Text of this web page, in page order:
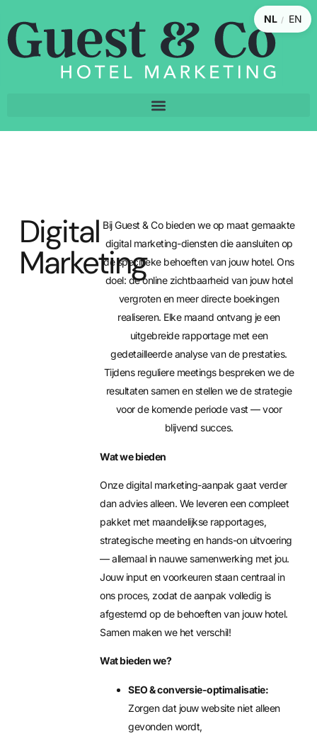
NL / EN
Digital
Marketing
Bij Guest & Co bieden we op maat gemaakte
digital marketing-diensten die aansluiten op
de specifieke behoeften van jouw hotel. Ons
doel: de online zichtbaarheid van jouw hotel
vergroten en meer directe boekingen
realiseren. Elke maand ontvang je een
uitgebreide rapportage met een
gedetailleerde analyse van de prestaties.
Tijdens reguliere meetings bespreken we de
resultaten samen en stellen we de strategie
voor de komende periode vast — voor
blijvend succes.
Wat we bieden
Onze digital marketing-aanpak gaat verder
dan advies alleen. We leveren een compleet
pakket met maandelijkse rapportages,
strategische meeting en hands-on uitvoering
— allemaal in nauwe samenwerking met jou.
Jouw input en voorkeuren staan centraal in
ons proces, zodat de aanpak volledig is
afgestemd op de behoeften van jouw hotel.
Samen maken we het verschil!
Wat bieden we?
SEO & conversie-optimalisatie:
Zorgen dat jouw website niet alleen
gevonden wordt,